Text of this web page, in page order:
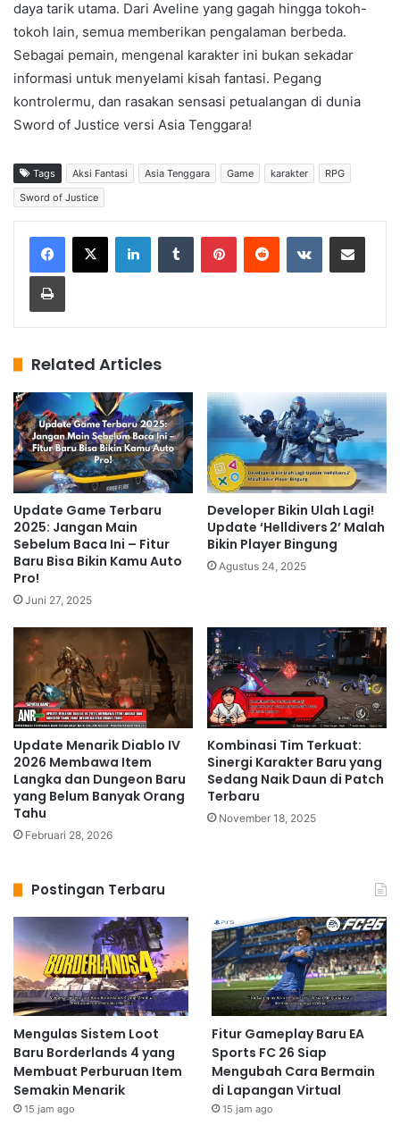
daya tarik utama. Dari Aveline yang gagah hingga tokoh-
tokoh lain, semua memberikan pengalaman berbeda.
Sebagai pemain, mengenal karakter ini bukan sekadar
informasi untuk menyelami kisah fantasi. Pegang
kontrolermu, dan rasakan sensasi petualangan di dunia
Sword of Justice versi Asia Tenggara!
Tags Aksi Fantasi Asia Tenggara Game karakter
RPG
Sword of Justice
Related Articles
Update Game Terbaru
2025: Jangan Main
Sebelum Baca Ini – Fitur
Baru Bisa Bikin Kamu Auto
Pro!
Juni 27, 2025
Developer Bikin Ulah Lagi!
Update ‘Helldivers 2’ Malah
Bikin Player Bingung
Agustus 24, 2025
Update Menarik Diablo IV
2026 Membawa Item
Langka dan Dungeon Baru
yang Belum Banyak Orang
Tahu
Februari 28, 2026
Kombinasi Tim Terkuat:
Sinergi Karakter Baru yang
Sedang Naik Daun di Patch
Terbaru
November 18, 2025
Postingan Terbaru
Mengulas Sistem Loot
Baru Borderlands 4 yang
Membuat Perburuan Item
Semakin Menarik
15 jam ago
Fitur Gameplay Baru EA
Sports FC 26 Siap
Mengubah Cara Bermain
di Lapangan Virtual
15 jam ago